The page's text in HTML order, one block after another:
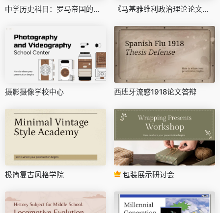
中学历史科目：罗马帝国的民用建筑 《马基雅维利政治理论论文答辩解析》
摄影摄像学校中心 西班牙流感1918论文答辩
极简复古风格学院 包装展示研讨会